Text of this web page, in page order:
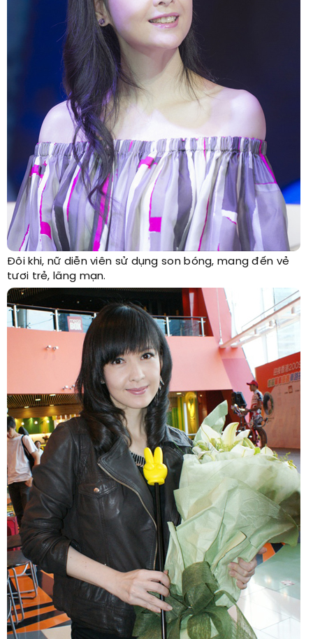
Đôi khi, nữ diễn viên sử dụng son bóng, mang đến vẻ
tươi trẻ, lãng mạn.